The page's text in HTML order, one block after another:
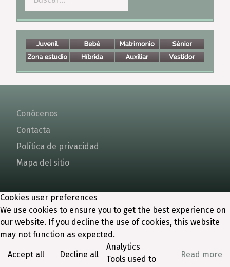
Conócenos
Contacta
Política de privacidad
Mapa del sitio
Cookies user preferences
We use cookies to ensure you to get the best experience on
our website. If you decline the use of cookies, this website
may not function as expected.
Accept all Decline all Read more
Analytics
Tools used to